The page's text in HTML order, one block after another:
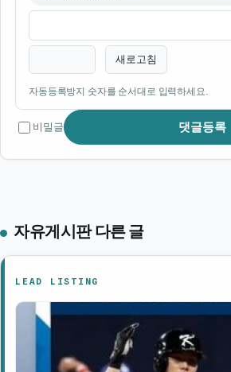
이름필수
비밀번호필수
새로고침
자동등록방지 숫자를 순서대로 입력하세요.
비밀글 댓글등록
자유게시판 다른 글
LEAD LISTING